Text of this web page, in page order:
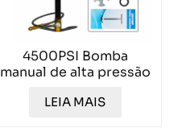
4500PSI Bomba
manual de alta pressão
TXHP001
LEIA MAIS